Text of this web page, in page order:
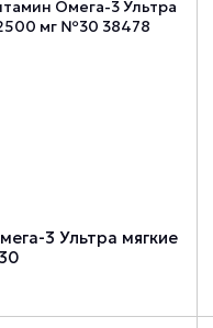
3 Ультра мягкие